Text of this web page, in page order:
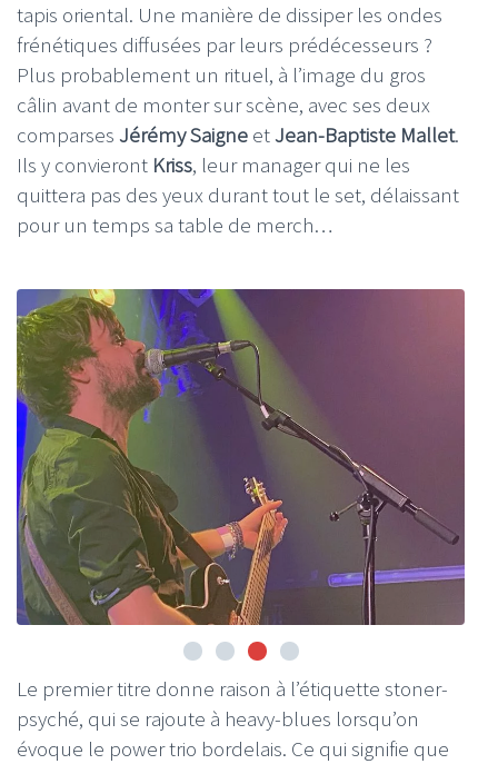
tapis oriental. Une manière de dissiper les ondes
frénétiques diffusées par leurs prédécesseurs ?
Plus probablement un rituel, à l’image du gros
câlin avant de monter sur scène, avec ses deux
comparses Jérémy Saigne etJean-Baptiste Mallet.
Ils y convieront Kriss, leur manager qui ne les
quittera pas des yeux durant tout le set, délaissant
pour un temps sa table de merch…
Le premier titre donne raison à l’étiquette stoner-
psyché, qui se rajoute à heavy-blues lorsqu’on
évoque le power trio bordelais. Ce qui signifie que